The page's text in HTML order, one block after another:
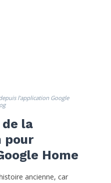
l’application Google
la
pour
Home
ancienne, car